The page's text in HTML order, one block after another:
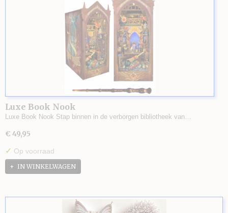
Luxe Book Nook
Luxe Book Nook Stap binnen in de verborgen bibliotheek van…
€ 49,95
✓ Op voorraad
IN WINKELWAGEN